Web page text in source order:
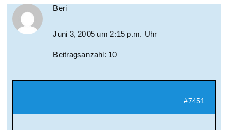
Suche
Beri
Juni 3, 2005 um 2:15 p.m. Uhr
Beitragsanzahl: 10
#7451